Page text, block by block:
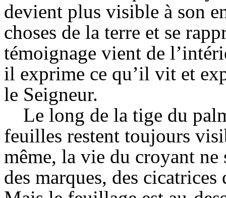
devient plus visible à son
choses de la terre et se
témoignage vient de
il exprime ce qu’il vit et
le Seigneur.
Le long de la tige du
feuilles restent toujours
même, la vie du croyant ne
des marques, des